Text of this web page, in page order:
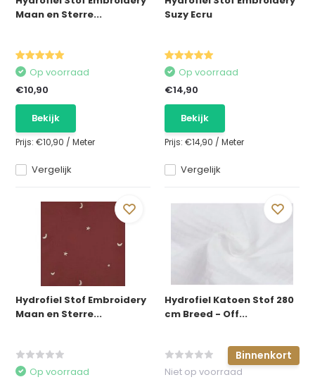
Maan en Sterre...
Vergelijk
Op voorraad
€10,90
Bekijk
Prijs:€10,90 /Meter
Suzy Ecru
Vergelijk
Op voorraad
€14,90
Bekijk
Prijs: €14,90 / Meter
Hydrofiel Stof Embroidery
Maan en Sterre...
Op voorraad
Hydrofiel Katoen Stof 280
cm Breed - Off...
Binnenkort
Niet op voorraad